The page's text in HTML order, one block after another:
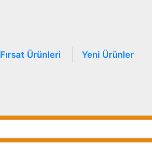
Fırsat Ürünleri Yeni Ürünler